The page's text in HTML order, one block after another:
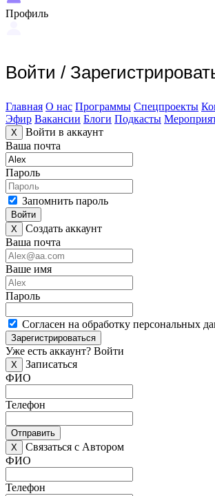
Профиль
Войти /
Главная О нас Программы Спецпроекты
Эфир Вакансии Блоги Подкасты
X
Войти в аккаунт
Ваша почта
Пароль
Запомнить пароль
Войти
X
Создать аккаунт
Ваша почта
Ваше имя
Пароль
Согласен на обработку персональных
Зарегистрироваться
Уже есть аккаунт? Войти
X
Записаться
ФИО
Телефон
Отправить
X
Связаться с Автором
ФИО
Телефон